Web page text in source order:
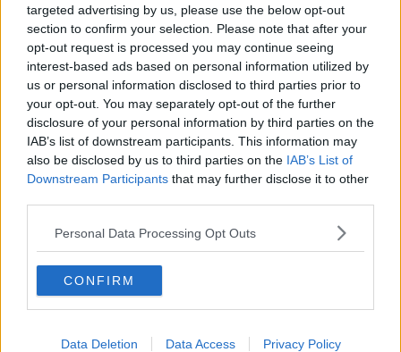
targeted advertising by us, please use the below opt-out
section to confirm your selection. Please note that after your
opt-out request is processed you may continue seeing
interest-based ads based on personal information utilized by
us or personal information disclosed to third parties prior to
your opt-out. You may separately opt-out of the further
disclosure of your personal information by third parties on the
IAB’s list of downstream participants. This information may
also be disclosed by us to third parties on the IAB’s List of
Downstream Participants that may further disclose it to other
Personal Data Processing Opt Outs
CONFIRM
Data Deletion Data Access Privacy Policy
1) Da molti punti di vista la mia vita è prossima all’ideale.
2) Le mie condizioni di vita sono eccellenti.
3) Sono soddisfatto della mia vita.
4) Finora ho avuto le cose importanti che desidero nella vita.
5) Se potessi vivere nuovamente la mia vita non cambierei
praticamente nulla.
Nel 2019 i punteggi medi ottenuti da alcuni campioni specifici nella
SWLS riportavano i seguenti dati:
Italiani: 5,6
Uomini più ricchi d’America: 5,8
Inuit: 5,8
Svedesi: 5,6
Abitanti delle baraccopoli di Calcutta: 4,6
Senza tetto di Calcutta: 2,9